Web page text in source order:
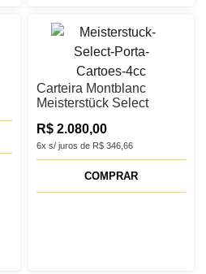
Carteira Montblanc
Meisterstück Select
MB131256
6x s/ juros de R$ 346,66
R$ 2.080,00
COMPRAR